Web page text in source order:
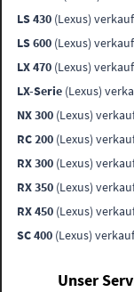
LS 430 (Lexus)
LS 600 (Lexus)
LX 470 (Lexus)
LX-Serie (Lexus)
NX 300 (Lexus)
RC 200 (Lexus)
RX 300 (Lexus)
RX 350 (Lexus)
RX 450 (Lexus)
SC 400 (Lexus)
Unser